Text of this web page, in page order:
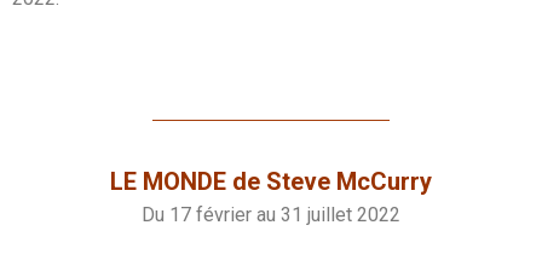
LE MONDE de Steve McCurry
Du 17 février au 31 juillet 2022